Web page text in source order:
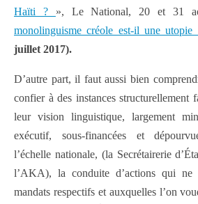
Haïti ? », Le National, 20 et 31
monolinguisme créole est-il une utopie
juillet 2017).
D’autre part, il faut aussi bien
confier à des instances structurellement
leur vision linguistique, largement
exécutif, sous-financées et
l’échelle nationale, (la Secrétairerie
l’AKA), la conduite d’actions qui ne
mandats respectifs et auxquelles l’on